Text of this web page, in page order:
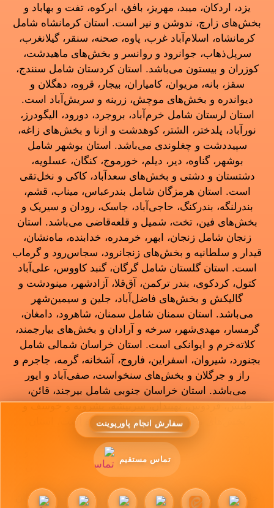
سفارش انجام پاورپوینت
تماس مستقیم
یزد، اردکان، میبد، مهریز، بافق، ابرکوه، تفت و بهاباد و
بخش‌های زارچ، ندوشن و نیر است. استان کرمانشاه شامل
کرمانشاه، اسلام‌آباد غرب، پاوه، صحنه، سنقر، گیلانغرب،
سرپل‌ذهاب، جوانرود و روانسر و بخش‌های ماهیدشت،
کوزران و بیستون می‌باشد. استان کردستان شامل سنندج،
سقز، بانه، مریوان، کامیاران، بیجار، قروه، دهگلان و
دیواندره و بخش‌های موچش، زرینه و سریش‌آباد است.
استان لرستان شامل خرم‌آباد، بروجرد، دورود، الیگودرز،
نورآباد، پلدختر، الشتر، کوهدشت و ازنا و بخش‌های زاغه،
سپیددشت و چغلوندی می‌باشد. استان بوشهر شامل
بوشهر، گناوه، دیر، دیلم، خورموج، کنگان، عسلویه،
دشتستان و دشتی و بخش‌های سعدآباد، کاکی و نخل‌تقی
است. استان هرمزگان شامل بندرعباس، میناب، قشم،
بندرلنگه، بندرکنگ، حاجی‌آباد، جاسک، رودان و سیریک و
بخش‌های فین، تخت، شمیل و قلعه‌قاضی می‌باشد. استان
زنجان شامل زنجان، ابهر، خرمدره، خدابنده، ماه‌نشان،
قیدار و سلطانیه و بخش‌های زنجانرود، سجاس‌رود و گرماب
است. استان گلستان شامل گرگان، گنبد کاووس، علی‌آباد
کتول، کردکوی، بندر ترکمن، آق‌قلا، آزادشهر، مینودشت و
گالیکش و بخش‌های فاضل‌آباد، جلین و سیمین‌شهر
می‌باشد. استان سمنان شامل سمنان، شاهرود، دامغان،
گرمسار، مهدی‌شهر، سرخه و آرادان و بخش‌های بیارجمند،
کلاته‌خرم و ایوانکی است. استان خراسان شمالی شامل
بجنورد، شیروان، اسفراین، فاروج، آشخانه، گرمه، جاجرم و
راز و جرگلان و بخش‌های سنخواست، صفی‌آباد و ایور
می‌باشد. استان خراسان جنوبی شامل بیرجند، قائن،
طبس، فردوس، نهبندان، سربیشه، بشرویه و خوسف و
بخش‌های محمدشهر، درمیان و زیرکوه است. استان
چهارمحال و بختیاری شامل شهرکرد، بروجن، فارسان،
لردگان، فرخ‌شهر، سامان، کوهرنگ، هفشجان و اردل و
بخش‌های بلداجی، گندمان و سودجان می‌باشد. استان
چابهار، سراوان، خاش، کنارک، نیک‌شهر، مهرستان و دلگان